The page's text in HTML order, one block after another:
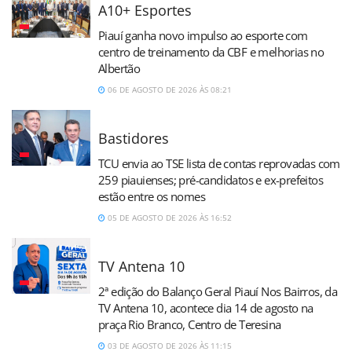
A10+ Esportes
Piauí ganha novo impulso ao esporte com
centro de treinamento da CBF e melhorias no
Albertão
06 DE AGOSTO DE 2026 ÀS 08:21
Bastidores
TCU envia ao TSE lista de contas reprovadas com
259 piauienses; pré-candidatos e ex-prefeitos
estão entre os nomes
05 DE AGOSTO DE 2026 ÀS 16:52
TV Antena 10
2ª edição do Balanço Geral Piauí Nos Bairros, da
TV Antena 10, acontece dia 14 de agosto na
praça Rio Branco, Centro de Teresina
03 DE AGOSTO DE 2026 ÀS 11:15